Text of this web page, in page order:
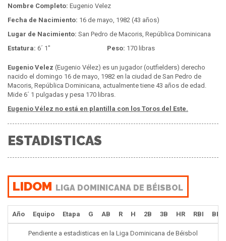
Nombre Completo: Eugenio Velez
Fecha de Nacimiento: 16 de mayo, 1982 (43 años)
Lugar de Nacimiento: San Pedro de Macoris, República Dominicana
Estatura: 6´ 1" Peso: 170 libras
Eugenio Velez (Eugenio Vélez) es un jugador (outfielders) derecho
nacido el domingo 16 de mayo, 1982 en la ciudad de San Pedro de
Macoris, República Dominicana, actualmente tiene 43 años de edad.
Mide 6´ 1 pulgadas y pesa 170 libras.
Eugenio Vélez no está en plantilla con los Toros del Este.
ESTADISTICAS
LIDOM LIGA DOMINICANA DE BÉISBOL
Año Equipo Etapa G AB R H 2B 3B HR RBI BB
Pendiente a estadisticas en la Liga Dominicana de Béisbol